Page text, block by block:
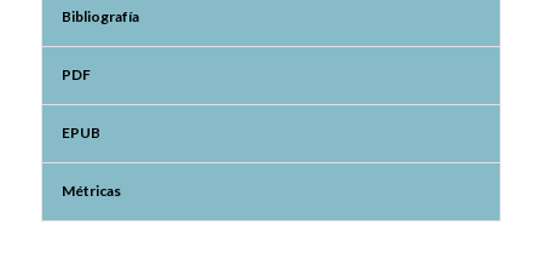
Bibliografía
PDF
EPUB
Métricas